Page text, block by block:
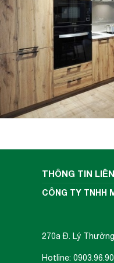
THÔNG TIN
CÔNG TY TNHH
270a Đ. Lý
Hotline: